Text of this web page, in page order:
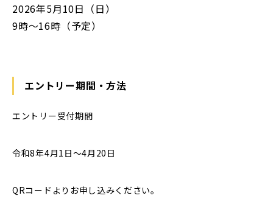
2026年5月10日（日）
9時〜16時（予定）
エントリー期間・方法
エントリー受付期間
令和8年4月1日～4月20日
QRコードよりお申し込みください。